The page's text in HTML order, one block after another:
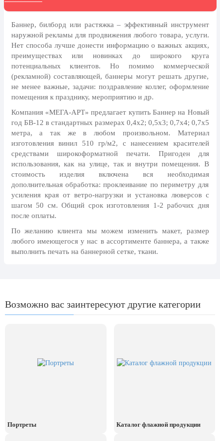
8 марта, Международный женский
день
27 марта, День театра
1 апреля, День смеха
Апрель, Месячник по
благоустройству
День геолога (первое воскресенье
апреля)
Светлая Пасха
12 апреля, День космонавтики
18 апреля, Дни исторического и
культурного наследия
1 мая, праздник Весны и Труда
6 мая, День герба и флага города
Москвы
24 мая, День славянской
28 мая, День пограничника
12 июня, День России
Выпускной для школ и ВУЗов
8 июля, День Семьи Любви и
Верности
Баннер, билборд или растяжка – эффективный инструмент
наружной рекламы для продвижения любого товара, услуги.
Нет способа лучше донести информацию о важных акциях,
преимуществах или новинках до широкого круга
потенциальных клиентов. Но помимо коммерческой
(рекламной) составляющей, баннеры могут решать другие,
не менее важные, задачи: поздравление коллег, оформление
помещения к празднику, мероприятию и др.
Компания «МЕГА-АРТ» предлагает купить Баннер на Новый
год БВ-12 в стандартных размерах 0,4х2; 0,5х3; 0,7х4; 0,7х5
метра, а так же в любом произвольном. Материал
изготовления винил 510 гр/м2, с нанесением красителей
средствами широкоформатной печати. Пригоден для
использования, как на улице, так и внутри помещения. В
стоимость изделия включена вся необходимая
дополнительная обработка: проклеивание по периметру для
усиления края от ветро-нагрузки и установка люверсов с
шагом 50 см. Общий срок изготовления 1-2 рабочих дня
после оплаты.
По желанию клиента мы можем изменить макет, размер
любого имеющегося у нас в ассортименте баннера, а также
выполнить печать на баннерной сетке, ткани.
Возможно вас заинтересуют другие категории
Портреты Каталог флажной продукции